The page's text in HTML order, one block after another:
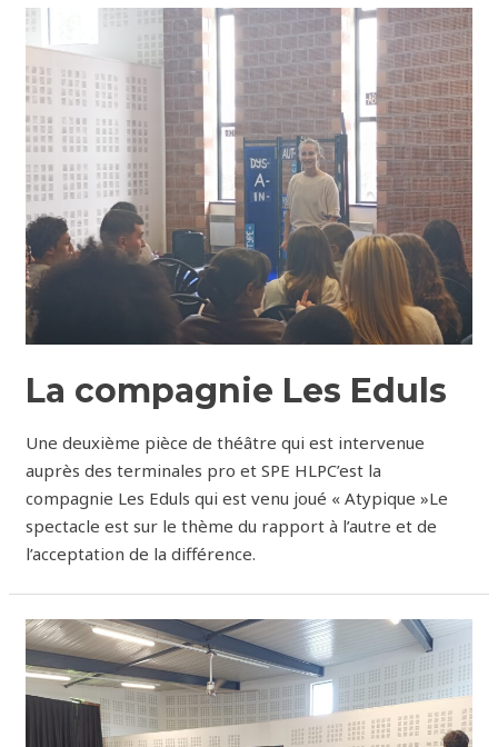
La compagnie Les Eduls
Une deuxième pièce de théâtre qui est intervenue
auprès des terminales pro et SPE HLPC’est la
compagnie Les Eduls qui est venu joué « Atypique »Le
spectacle est sur le thème du rapport à l’autre et de
l’acceptation de la différence.